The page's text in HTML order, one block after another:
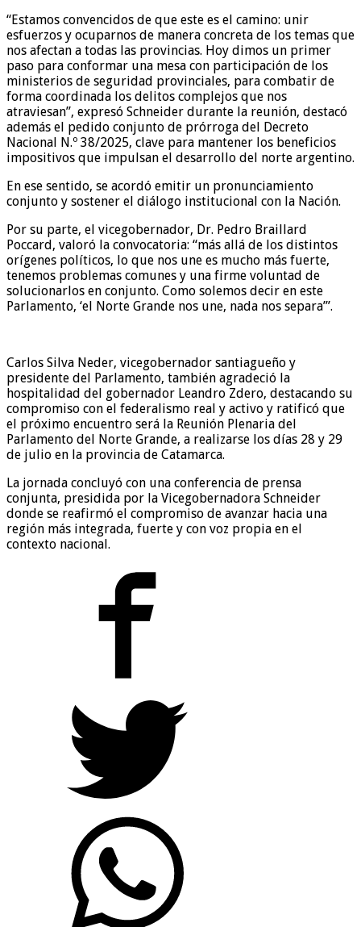
“Estamos convencidos de que este es el camino: unir
esfuerzos y ocuparnos de manera concreta de los temas que
nos afectan a todas las provincias. Hoy dimos un primer
paso para conformar una mesa con participación de los
ministerios de seguridad provinciales, para combatir de
forma coordinada los delitos complejos que nos
atraviesan”, expresó Schneider durante la reunión, destacó
además el pedido conjunto de prórroga del Decreto
Nacional N.º 38/2025, clave para mantener los beneficios
impositivos que impulsan el desarrollo del norte argentino.
En ese sentido, se acordó emitir un pronunciamiento
conjunto y sostener el diálogo institucional con la Nación.
Por su parte, el vicegobernador, Dr. Pedro Braillard
Poccard, valoró la convocatoria: “más allá de los distintos
orígenes políticos, lo que nos une es mucho más fuerte,
tenemos problemas comunes y una firme voluntad de
solucionarlos en conjunto. Como solemos decir en este
Parlamento, ‘el Norte Grande nos une, nada nos separa’”.
Carlos Silva Neder, vicegobernador santiagueño y
presidente del Parlamento, también agradeció la
hospitalidad del gobernador Leandro Zdero, destacando su
compromiso con el federalismo real y activo y ratificó que
el próximo encuentro será la Reunión Plenaria del
Parlamento del Norte Grande, a realizarse los días 28 y 29
de julio en la provincia de Catamarca.
La jornada concluyó con una conferencia de prensa
conjunta, presidida por la Vicegobernadora Schneider
donde se reafirmó el compromiso de avanzar hacia una
región más integrada, fuerte y con voz propia en el
contexto nacional.